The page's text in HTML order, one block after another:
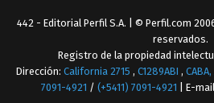
442 - Editorial Perfil S.A. | © Perfil.com
reservados.
Registro de la propiedad
Dirección: California 2715 , C1289ABI ,
7091-4921 / (+5411) 7091-4921 | E-